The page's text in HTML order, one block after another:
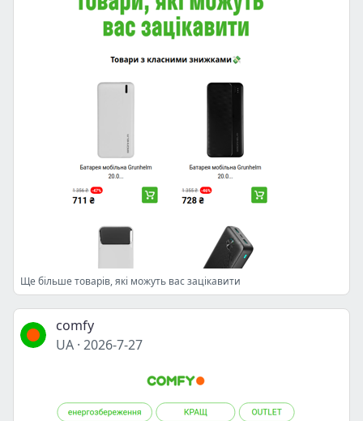
Ще більше товарів, які можуть вас зацікавити
comfy
UA · 2026-7-27